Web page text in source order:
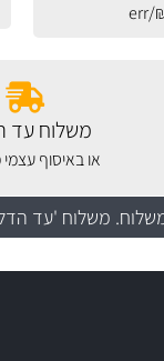
/err
משלוח עד
או באיסוף
. משלוח 'עד